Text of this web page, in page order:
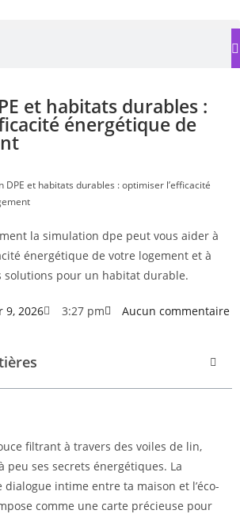
et habitats durables :
énergétique de
DPE et habitats durables : optimiser l’efficacité
9, 2026 3:27 pm Aucun commentaire
filtrant à travers des voiles de lin,
peu ses secrets énergétiques. La
intime entre ta maison et l’éco-
comme une carte précieuse pour